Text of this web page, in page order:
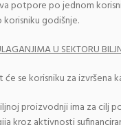
potpore po jednom
godišnje.
U SEKTORU
se korisniku za izvršena
proizvodnji ima za cilj